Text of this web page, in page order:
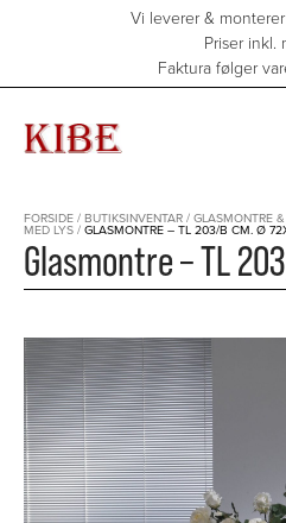
Vi leverer &
Priser inkl.
Faktura følger
FORSIDE / BUTIKSINVENTAR / GLASMONTRE
MED LYS / GLASMONTRE – TL 203/B CM. Ø
Glasmontre – TL